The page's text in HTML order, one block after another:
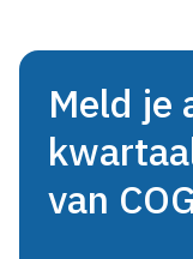
Meld je
van